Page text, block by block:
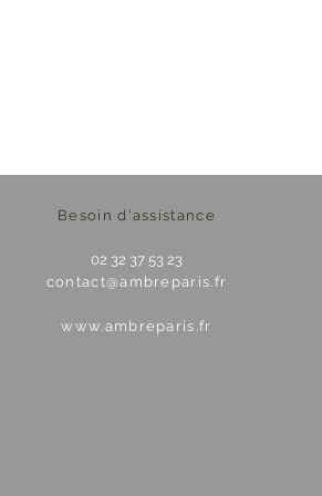
Besoin d'assistance
02 32 37 53 23
contact@ambreparis.fr
www.ambreparis.fr